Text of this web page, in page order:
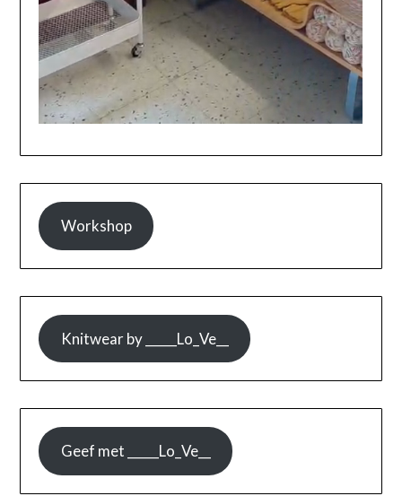
Workshop
Knitwear by _____Lo_Ve__
Geef met _____Lo_Ve__